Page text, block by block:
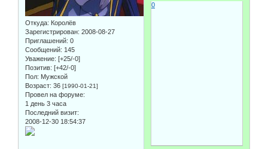
Откуда: Королёв
Зарегистрирован: 2008-08-27
Приглашений: 0
Сообщений: 145
Уважение: [+25/-0]
Позитив: [+42/-0]
Пол: Мужской
Возраст: 36 [1990-01-21]
Провел на форуме:
1 день 3 часа
Последний визит:
2008-12-30 18:54:37
0